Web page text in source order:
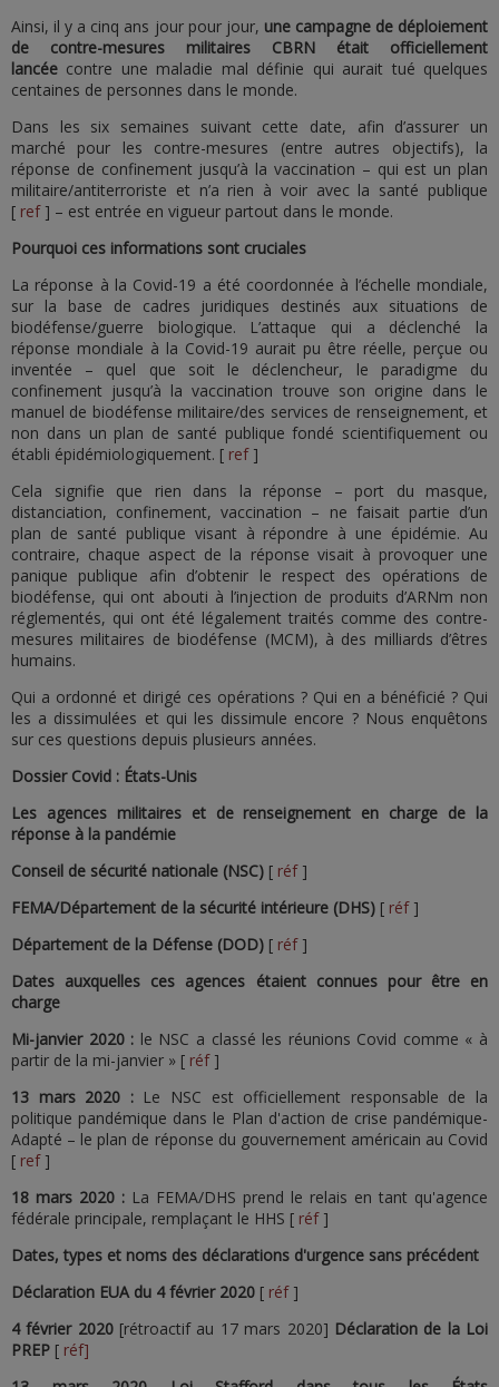
Ainsi, il y a cinq ans jour pour jour, une campagne de déploiement
de contre-mesures militaires CBRN était officiellement
lancée contre une maladie mal définie qui aurait tué quelques
centaines de personnes dans le monde.
Dans les six semaines suivant cette date, afin d’assurer un
marché pour les contre-mesures (entre autres objectifs), la
réponse de confinement jusqu’à la vaccination – qui est un plan
militaire/antiterroriste et n’a rien à voir avec la santé publique
[ ref] – est entrée en vigueur partout dans le monde.
Pourquoi ces informations sont cruciales
La réponse à la Covid-19 a été coordonnée à l’échelle mondiale,
sur la base de cadres juridiques destinés aux situations de
biodéfense/guerre biologique. L’attaque qui a déclenché la
réponse mondiale à la Covid-19 aurait pu être réelle, perçue ou
inventée – quel que soit le déclencheur, le paradigme du
confinement jusqu’à la vaccination trouve son origine dans le
manuel de biodéfense militaire/des services de renseignement, et
non dans un plan de santé publique fondé scientifiquement ou
établi épidémiologiquement. [ ref]
Cela signifie que rien dans la réponse – port du masque,
distanciation, confinement, vaccination – ne faisait partie d’un
plan de santé publique visant à répondre à une épidémie. Au
contraire, chaque aspect de la réponse visait à provoquer une
panique publique afin d’obtenir le respect des opérations de
biodéfense, qui ont abouti à l’injection de produits d’ARNm non
réglementés, qui ont été légalement traités comme des contre-
mesures militaires de biodéfense (MCM), à des milliards d’êtres
humains.
Qui a ordonné et dirigé ces opérations ? Qui en a bénéficié ? Qui
les a dissimulées et qui les dissimule encore ? Nous enquêtons
sur ces questions depuis plusieurs années.
Dossier Covid : États-Unis
Les agences militaires et de renseignement en charge de la
réponse à la pandémie
Conseil de sécurité nationale (NSC) [ réf]
FEMA/Département de la sécurité intérieure (DHS) [ réf]
Département de la Défense (DOD) [ réf]
Dates auxquelles ces agences étaient connues pour être en
charge
Mi-janvier 2020 : le NSC a classé les réunions Covid comme « à
partir de la mi-janvier » [ réf]
13 mars 2020 :Le NSC est officiellement responsable de la
politique pandémique dans le Plan d'action de crise pandémique-
Adapté – le plan de réponse du gouvernement américain au Covid
[ ref]
18 mars 2020 : La FEMA/DHS prend le relais en tant qu'agence
fédérale principale, remplaçant le HHS [ réf]
Dates, types et noms des déclarations d'urgence sans précédent
Déclaration EUA du 4 février 2020 [ réf]
4 février 2020[rétroactif au 17 mars 2020] Déclaration de la Loi
PREP [ réf]